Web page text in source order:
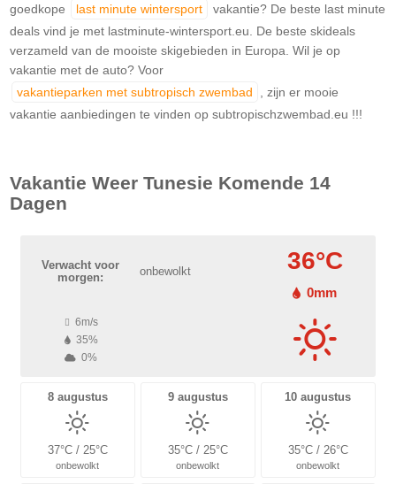
goedkope
last minute wintersport
vakantie? De beste last minute
deals vind je met lastminute-wintersport.eu. De beste skideals
verzameld van de mooiste skigebieden in Europa. Wil je op
vakantie met de auto? Voor
vakantieparken met subtropisch zwembad
, zijn er mooie
vakantie aanbiedingen te vinden op subtropischzwembad.eu !!!
Vakantie Weer Tunesie Komende 14
Dagen
Verwacht voor
morgen:
onbewolkt 36°C
0mm
6m/s
35%
0%
8 augustus
37°C / 25°C
onbewolkt
9 augustus
35°C / 25°C
onbewolkt
10 augustus
35°C / 26°C
onbewolkt